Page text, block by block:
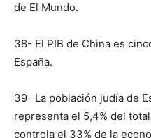
de El Mundo.
38- El PIB de China es
España.
39- La población judía de
representa el 5,4% del
controla el 33% de la